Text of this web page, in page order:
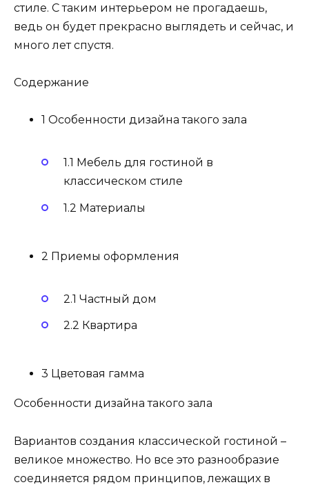
стиле. С таким интерьером не прогадаешь,
ведь он будет прекрасно выглядеть и сейчас, и
много лет спустя.
Содержание
1 Особенности дизайна такого зала
1.1 Мебель для гостиной в
классическом стиле
1.2 Материалы
2 Приемы оформления
2.1 Частный дом
2.2 Квартира
3 Цветовая гамма
Особенности дизайна такого зала
Вариантов создания классической гостиной –
великое множество. Но все это разнообразие
соединяется рядом принципов, лежащих в